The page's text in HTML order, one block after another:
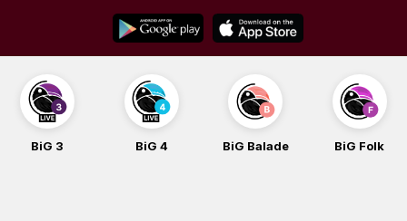
content
BiG 3 BiG 4 BiG Balade BiG Folk